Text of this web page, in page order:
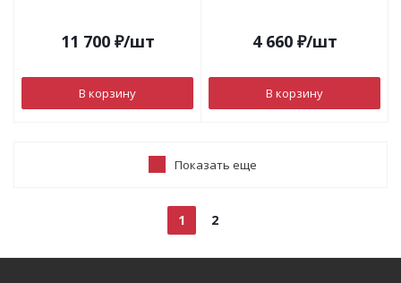
11 700₽/шт
В корзину
4 660₽/шт
В корзину
Показать еще
1 2